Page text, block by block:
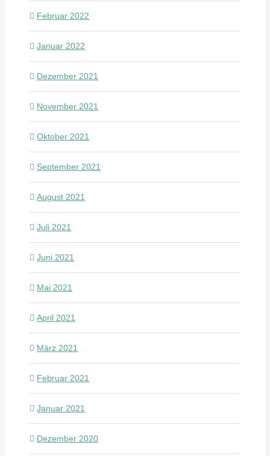
Februar 2022
Januar 2022
Dezember 2021
November 2021
Oktober 2021
September 2021
August 2021
Juli 2021
Juni 2021
Mai 2021
April 2021
März 2021
Februar 2021
Januar 2021
Dezember 2020